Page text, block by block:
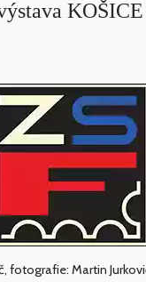
fotografie: Martin